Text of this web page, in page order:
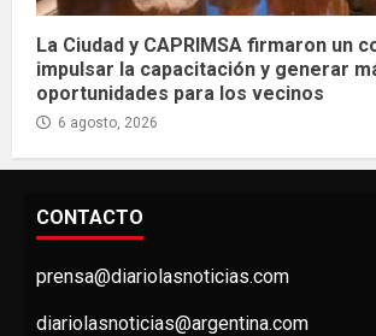
La Ciudad y CAPRIMSA firmaron un
impulsar la capacitación y generar
oportunidades para los vecinos
6 agosto, 2026
CONTACTO
prensa@diariolasnoticias.com
diariolasnoticias@argentina.com